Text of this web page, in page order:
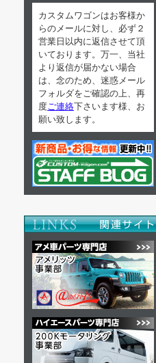
カスタムワゴンはお客様か
らのメールに対し、必ず２
営業日以内に返信させて頂
いております。万一、当社
より返信が届かない場合
は、念のため、迷惑メール
フォルダをご確認の上、再
度 ご連絡下さいます様、お
願い致します。